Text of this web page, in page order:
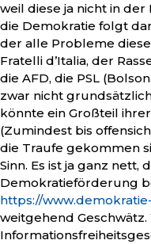
weil diese ja nicht in
die Demokratie folgt
der alle Probleme
Fratelli d’Italia, der
die AFD, die PSL
zwar nicht
könnte ein Großteil
(Zumindest bis
die Traufe gekommen
Sinn. Es ist ja ganz nett,
Demokratieförderung
https://
weitgehend